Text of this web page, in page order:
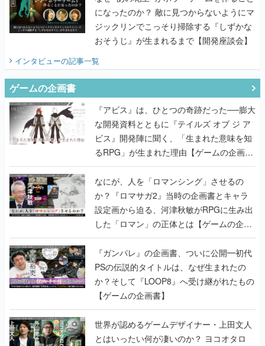
になったのか？ 敵に見つからないようにマ
ジックリンでこっそり掃除する『しずかな
おそうじ』が生まれるまで【開発座談会】
インタビューの記事一覧
ゲームの企画書
『アビス』は、ひとつの奇跡だった──膨大
な開発資料とともに『テイルズ オブ ジ ア
ビス』開発陣に聞く、「生まれた意味を知
るRPG」が生まれた理由【ゲームの企画
書】
なにが、人を「ロマンシング」させるの
か？『ロマサガ2』当時の企画書とキャラ
設定画から迫る、河津秋敏がRPGに生み出
した「ロマン」の正体とは【ゲームの企画
書】
『ガンパレ』の企画書、ついに公開━初代
PSの伝説的タイトルは、なぜ生まれたの
か？そして『LOOP8』へ受け継がれたもの
【ゲームの企画書】
世界が認めるゲームデザイナー・上田文人
とはいったい何が凄いのか？ ヨコオタロ